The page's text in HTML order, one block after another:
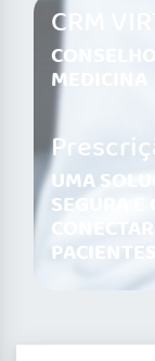
CRM
MEDICINA
UMA
SEGURA E